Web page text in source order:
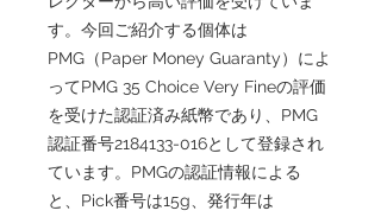
す。今回ご紹介する個体は
PMG（Paper Money Guaranty）によ
ってPMG 35 Choice Very Fineの評価
を受けた認証済み紙幣であり、PMG
認証番号2184133-016として登録され
ています。PMGの認証情報による
と、Pick番号は15g、発行年は